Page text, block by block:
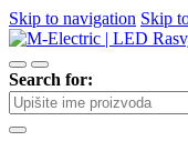
Skip to navigation Skip
Search for: